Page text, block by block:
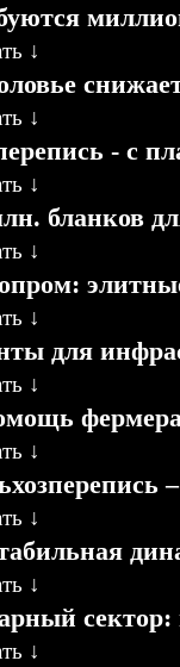
↓
↓
- с
↓
бланков
↓
↓
для
↓
↓
↓
↓
↓